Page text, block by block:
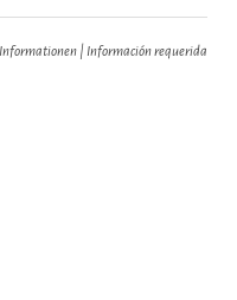
| Información requerida